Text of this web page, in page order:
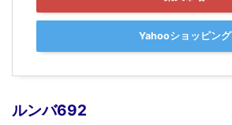
Yahooショッピング
ルンバ692